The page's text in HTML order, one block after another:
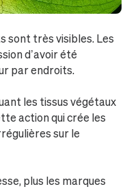
sont très visibles. Les
d’avoir été
par endroits.
les tissus végétaux
action qui crée les
sur le
plus les marques